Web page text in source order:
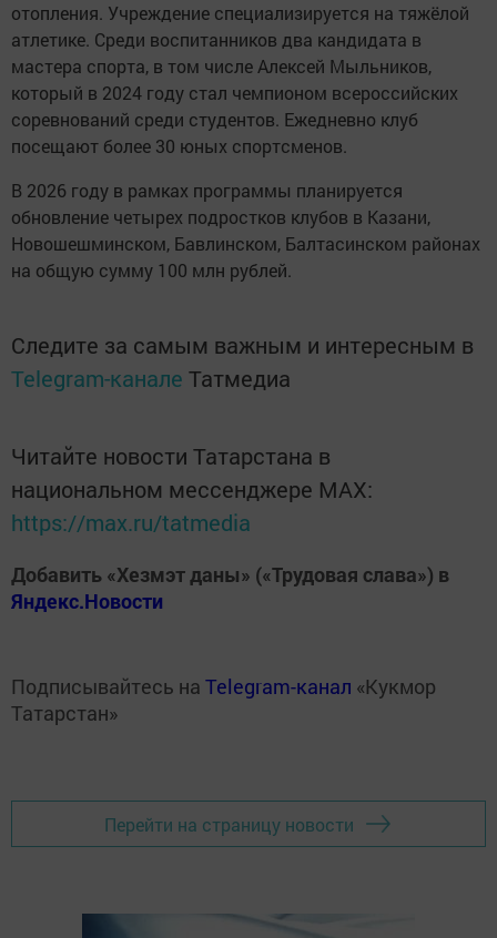
отопления. Учреждение специализируется на тяжёлой
атлетике. Среди воспитанников два кандидата в
мастера спорта, в том числе Алексей Мыльников,
который в 2024 году стал чемпионом всероссийских
соревнований среди студентов. Ежедневно клуб
посещают более 30 юных спортсменов.
В 2026 году в рамках программы планируется
обновление четырех подростков клубов в Казани,
Новошешминском, Бавлинском, Балтасинском районах
на общую сумму 100 млн рублей.
Следите за самым важным и интересным в
Telegram-канале Татмедиа
Читайте новости Татарстана в
национальном мессенджере MАХ:
https://max.ru/tatmedia
Добавить «Хезмэт даны» («Трудовая слава») в
Яндекс.Новости
Подписывайтесь на Telegram-канал «Кукмор
Татарстан»
Перейти на страницу новости